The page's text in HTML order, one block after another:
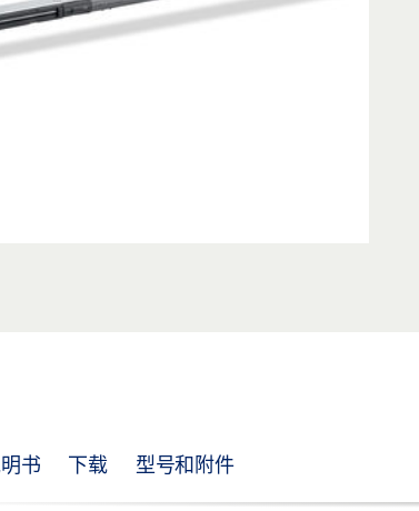
书 下载 型号和附件